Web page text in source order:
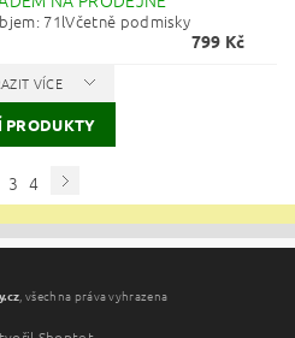
71lVčetně podmisky
799 Kč
VÍCE
PRODUKTY
3 4
, všechna práva vyhrazena